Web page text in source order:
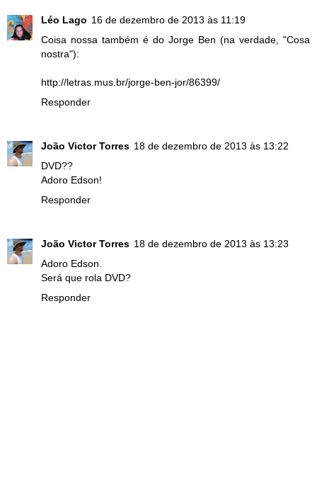
Léo Lago 16 de dezembro de 2013 às 11:19
Coisa nossa também é do Jorge Ben (na verdade, "Cosa
nostra"):
http://letras.mus.br/jorge-ben-jor/86399/
Responder
João Victor Torres 18 de dezembro de 2013 às 13:22
DVD??
Adoro Edson!
Responder
João Victor Torres 18 de dezembro de 2013 às 13:23
Adoro Edson.
Será que rola DVD?
Responder